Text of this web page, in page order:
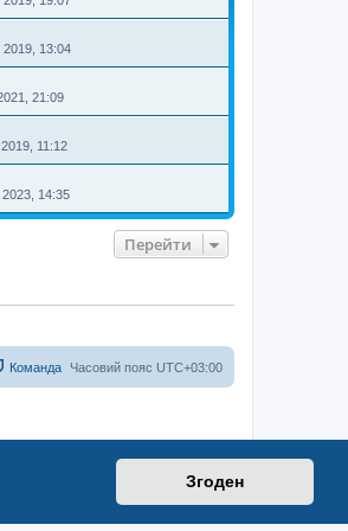
Згоден
2019, 13:04
21:09
11:12
14:35
Перейти
Часовий пояс UTC+03:00
Команда